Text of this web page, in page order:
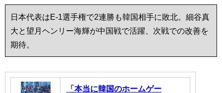
日本代表はE-1選手権で2連勝も韓国相手に敗北。細谷真
大と望月ヘンリー海輝が中国戦で活躍、次戦での改善を
期待。
「本当に韓国のホームゲー